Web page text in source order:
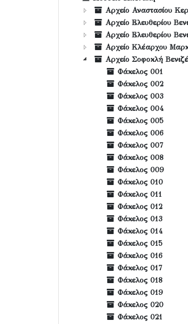
Αρχείο Αναστασίου
Αρχείο Ελευθερίου
Αρχείο Ελευθερίου
Αρχείο Κλέαρχου
Αρχείο Σοφοκλή
Φάκελος 001
Φάκελος 002
Φάκελος 003
Φάκελος 004
Φάκελος 005
Φάκελος 006
Φάκελος 007
Φάκελος 008
Φάκελος 009
Φάκελος 010
Φάκελος 011
Φάκελος 012
Φάκελος 013
Φάκελος 014
Φάκελος 015
Φάκελος 016
Φάκελος 017
Φάκελος 018
Φάκελος 019
Φάκελος 020
Φάκελος 021